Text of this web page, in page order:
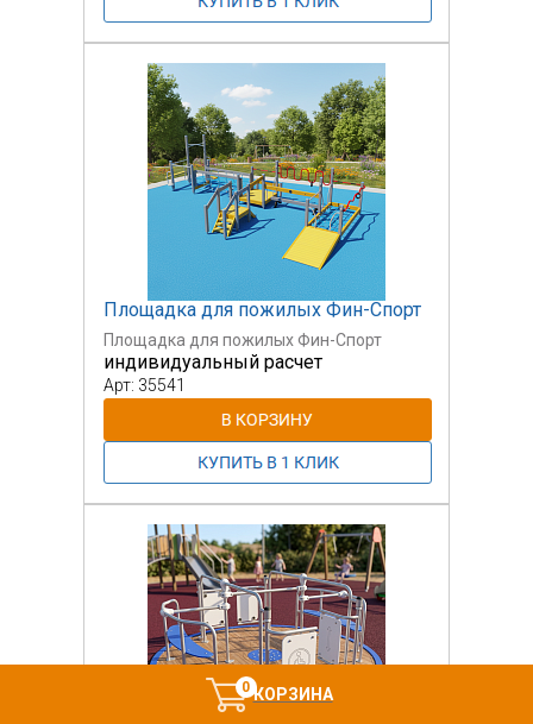
0КОРЗИНА
Площадка для пожилых Фин-Спорт
Площадка для пожилых Фин-Спорт
индивидуальный расчет
Арт: 35541